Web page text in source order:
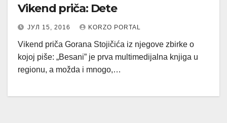
Vikend priča: Dete
ЈУЛ 15, 2016 KORZO PORTAL
Vikend priča Gorana Stojičića iz njegove zbirke o
kojoj piše: „Besani” je prva multimedijalna knjiga u
regionu, a možda i mnogo,…